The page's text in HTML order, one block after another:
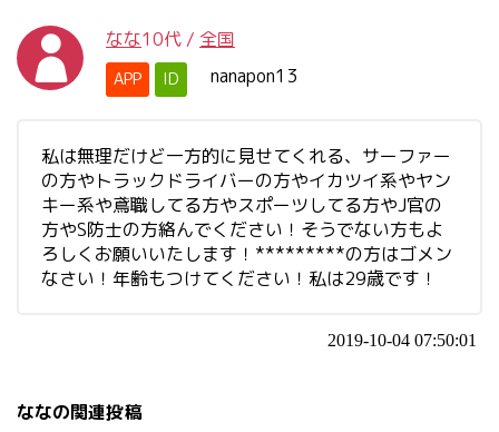
なな10代 / 全国
APP ID nanapon13
私は無理だけど一方的に見せてくれる、サーファー
の方やトラックドライバーの方やイカツイ系やヤン
キー系や鳶職してる方やスポーツしてる方やJ官の
方やS防士の方絡んでください！そうでない方もよ
ろしくお願いいたします！*********の方はゴメン
なさい！年齢もつけてください！私は29歳です！
2019-10-04 07:50:01
ななの関連投稿